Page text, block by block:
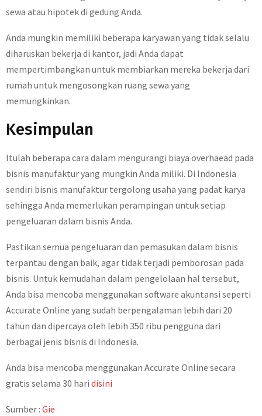
sewa atau hipotek di gedung Anda.
Anda mungkin memiliki beberapa karyawan yang tidak selalu
diharuskan bekerja di kantor, jadi Anda dapat
mempertimbangkan untuk membiarkan mereka bekerja dari
rumah untuk mengosongkan ruang sewa yang
memungkinkan.
Kesimpulan
Itulah beberapa cara dalam mengurangi biaya overhaead pada
bisnis manufaktur yang mungkin Anda miliki. Di Indonesia
sendiri bisnis manufaktur tergolong usaha yang padat karya
sehingga Anda memerlukan perampingan untuk setiap
pengeluaran dalam bisnis Anda.
Pastikan semua pengeluaran dan pemasukan dalam bisnis
terpantau dengan baik, agar tidak terjadi pemborosan pada
bisnis. Untuk kemudahan dalam pengelolaan hal tersebut,
Anda bisa mencoba menggunakan software akuntansi seperti
Accurate Online yang sudah berpengalaman lebih dari 20
tahun dan dipercaya oleh lebih 350 ribu pengguna dari
berbagai jenis bisnis di Indonesia.
Anda bisa mencoba menggunakan Accurate Online secara
gratis selama 30 hari disini
Sumber : Gie